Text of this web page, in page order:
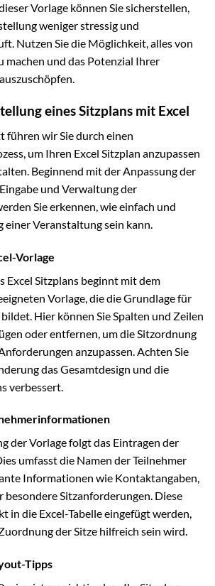
Vorlage können Sie sicherstellen,
weniger stressig und
Nutzen Sie die Möglichkeit, alles von
machen und das Potenzial Ihrer
eines Sitzplans mit Excel
führen wir Sie durch einen
um Ihren Excel Sitzplan anzupassen
Beginnend mit der Anpassung der
und Verwaltung der
Sie erkennen, wie einfach und
Veranstaltung sein kann.
Vorlage
Excel Sitzplans beginnt mit dem
Vorlage, die die Grundlage für
Hier können Sie Spalten und Zeilen
oder entfernen, um die Sitzordnung
anzupassen. Achten Sie
das Gesamtdesign und die
verbessert.
der Vorlage folgt das Eintragen der
umfasst die Namen der Teilnehmer
Informationen wie Kontaktangaben,
besondere Sitzanforderungen. Diese
in die Excel-Tabelle eingefügt werden,
der Sitze hilfreich sein wird.
Tipps